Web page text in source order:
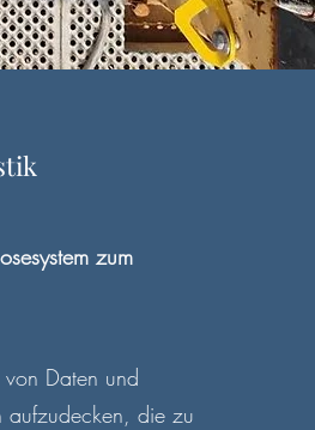
zum
von Daten und
aufzudecken, die zu